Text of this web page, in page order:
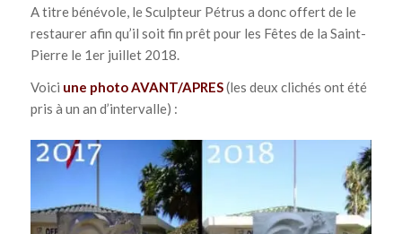
A titre bénévole, le Sculpteur Pétrus a donc offert de le
restaurer afin qu’il soit fin prêt pour les Fêtes de la Saint-
Pierre le 1er juillet 2018.
Voici une photo AVANT/APRES(les deux clichés ont été
pris à un an d’intervalle) :